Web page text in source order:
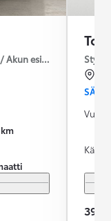
Akun esilämmitys /Style
39